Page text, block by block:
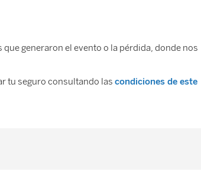
generaron el evento o la pérdida, donde nos
tu seguro consultando las condiciones de este